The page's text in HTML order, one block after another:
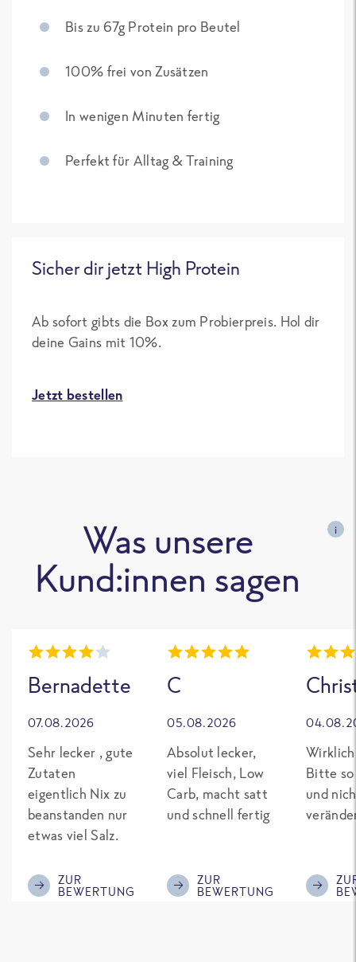
Bis zu 67g Protein pro Beutel
100% frei von Zusätzen
In wenigen Minuten fertig
Perfekt für Alltag & Training
Sicher dir jetzt High Protein
Ab sofort gibts die Box zum Probierpreis. Hol dir
deine Gains mit 10%.
Jetzt bestellen
Was unsere
Kund:innen sagen
i
Bernadette
07.08.2026
Sehr lecker , gute
Zutaten
eigentlich Nix zu
beanstanden nur
etwas viel Salz.
ZUR
BEWERTUNG
C
05.08.2026
Absolut lecker,
viel Fleisch, Low
Carb, macht satt
und schnell fertig
ZUR
BEWERTUNG
Bitte so
und